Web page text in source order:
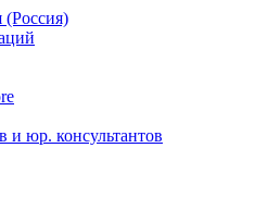
рынка
юр. консультантов